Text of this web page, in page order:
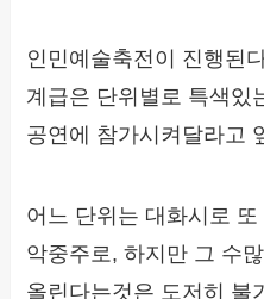
인민예술축전이 진행된
계급은 단위별로 특색있
공연에 참가시켜달라고
어느 단위는 대화시로
악중주로, 하지만 그 수
올린다는것은 도저히 불